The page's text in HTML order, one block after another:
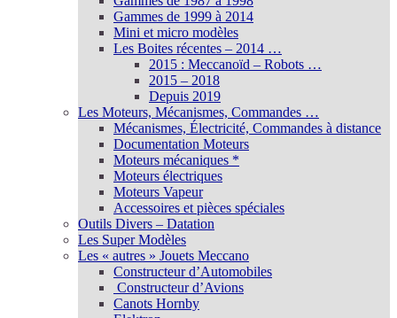
Gammes de 1999 à 2014
Mini et micro modèles
Les Boites récentes – 2014 …
2015 : Meccanoïd – Robots …
2015 – 2018
Depuis 2019
Les Moteurs, Mécanismes, Commandes …
Mécanismes, Électricité, Commandes à distance
Documentation Moteurs
Moteurs mécaniques *
Moteurs électriques
Moteurs Vapeur
Accessoires et pièces spéciales
Outils Divers – Datation
Les Super Modèles
Les « autres » Jouets Meccano
Constructeur d’Automobiles
Constructeur d’Avions
Canots Hornby